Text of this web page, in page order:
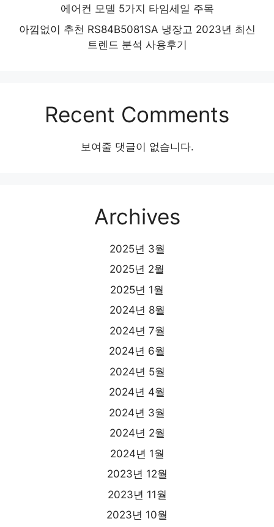
에어컨 모델 5가지 타임세일 주목
아낌없이 추천 RS84B5081SA 냉장고 2023년 최신
트렌드 분석 사용후기
Recent Comments
보여줄 댓글이 없습니다.
Archives
2025년 3월
2025년 2월
2025년 1월
2024년 8월
2024년 7월
2024년 6월
2024년 5월
2024년 4월
2024년 3월
2024년 2월
2024년 1월
2023년 12월
2023년 11월
2023년 10월